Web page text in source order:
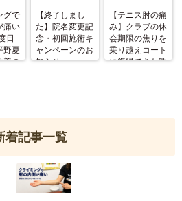
グで
痛い
日
野夏
善の
【終了しまし
た】院名変更記
念・初回施術キ
ャンペーンのお
知らせ
【テニス肘の痛
み】クラブの休
会期限の焦りを
乗り越えコート
に復帰できた理
着記事一覧